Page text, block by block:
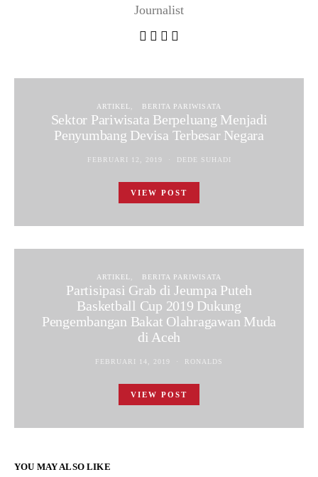
Journalist
ARTIKEL BERITA PARIWISATA
Sektor Pariwisata Berpeluang Menjadi
Penyumbang Devisa Terbesar Negara
FEBRUARI 12, 2019 DEDE SUHADI
VIEW POST
ARTIKEL BERITA PARIWISATA
Partisipasi Grab di Jeumpa Puteh
Basketball Cup 2019 Dukung
Pengembangan Bakat Olahragawan Muda
di Aceh
FEBRUARI 14, 2019 RONALDS
VIEW POST
YOU MAY ALSO LIKE